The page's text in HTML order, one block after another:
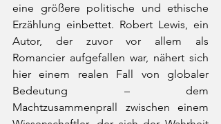
eine größere politische und ethische
Erzählung einbettet. Robert Lewis, ein
Autor, der zuvor vor allem als
Romancier aufgefallen war, nähert sich
hier einem realen Fall von globaler
Bedeutung – dem
Machtzusammenprall zwischen einem